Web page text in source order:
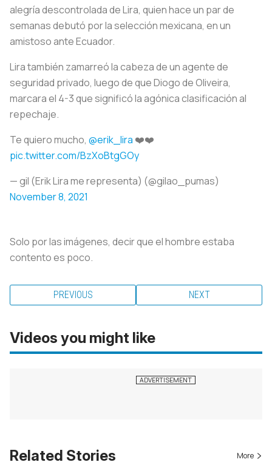
alegría descontrolada de Lira, quien hace un par de
semanas debutó por la selección mexicana, en un
amistoso ante Ecuador.
Lira también zamarreó la cabeza de un agente de
seguridad privado, luego de que Diogo de Oliveira,
marcara el 4-3 que significó la agónica clasificación al
repechaje.
Te quiero mucho, @erik_lira ❤️❤️
pic.twitter.com/BzXoBtgGOy
— gil (Erik Lira me representa) (@gilao_pumas)
November 8, 2021
Solo por las imágenes, decir que el hombre estaba
contento es poco.
PREVIOUS NEXT
Videos you might like
Related Stories More